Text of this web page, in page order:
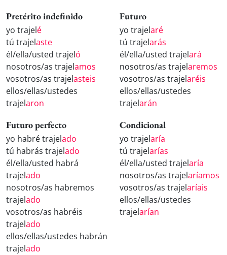
Pretérito indefinido
yo trajelé
tú trajelaste
él/ella/usted trajeló
nosotros/as trajelamos
vosotros/as trajelasteis
ellos/ellas/ustedes
trajelaron
Futuro
yo trajelaré
tú trajelarás
él/ella/usted trajelará
nosotros/as trajelaremos
vosotros/as trajelaréis
ellos/ellas/ustedes
trajelarán
Futuro perfecto
yo habré trajelado
tú habrás trajelado
él/ella/usted habrá
trajelado
nosotros/as habremos
trajelado
vosotros/as habréis
trajelado
ellos/ellas/ustedes habrán
trajelado
Condicional
yo trajelaría
tú trajelarías
él/ella/usted trajelaría
nosotros/as trajelaríamos
vosotros/as trajelaríais
ellos/ellas/ustedes
trajelarían